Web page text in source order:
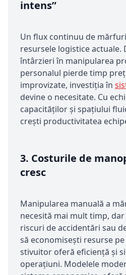
intens”
Un flux continuu de
resursele logistice actuale.
întârzieri în manipularea
personalul pierde timp
improvizate, investiția în
devine o necesitate. Cu
capacităților și spațiului
crești productivitatea
3. Costurile de
cresc
Manipularea manuală a
necesită mai mult timp,
riscuri de accidentări sau
să economisești resurse
stivuitor oferă eficiență și
operațiuni. Modelele